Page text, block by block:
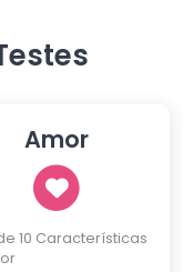
Amor
10 Características